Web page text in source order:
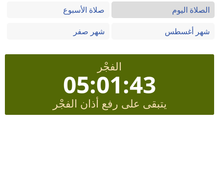
الصلاة اليوم
صلاة الأسبوع
شهر أغسطس
شهر صفر
الفجْر
05:01:42
يتبقى على رفع أذان الفجْر